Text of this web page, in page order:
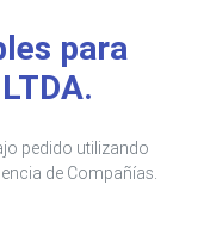
para
pedido utilizando
de Compañías.